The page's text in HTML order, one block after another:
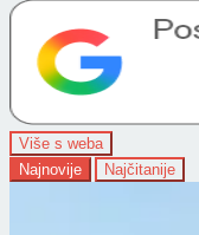
Više s weba
Najnovije
Najčitanije